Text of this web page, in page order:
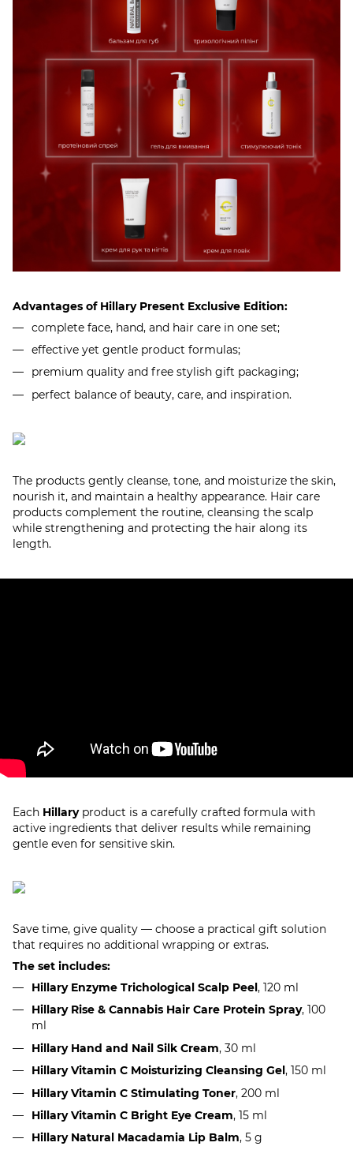
Advantages of Hillary Present Exclusive Edition:
complete face, hand, and hair care in one set;
effective yet gentle product formulas;
premium quality and free stylish gift packaging;
perfect balance of beauty, care, and inspiration.
The products gently cleanse, tone, and moisturize the skin,
nourish it, and maintain a healthy appearance. Hair care
products complement the routine, cleansing the scalp
while strengthening and protecting the hair along its
length.
Each Hillaryproduct is a carefully crafted formula with
active ingredients that deliver results while remaining
gentle even for sensitive skin.
Save time, give quality — choose a practical gift solution
that requires no additional wrapping or extras.
The set includes:
Hillary Enzyme Trichological Scalp Peel, 120 ml
Hillary Rise & Cannabis Hair Care Protein Spray, 100
ml
Hillary Hand and Nail Silk Cream, 30 ml
Hillary Vitamin C Moisturizing Cleansing Gel, 150 ml
Hillary Vitamin C Stimulating Toner, 200 ml
Hillary Vitamin C Bright Eye Cream, 15 ml
Hillary Natural Macadamia Lip Balm, 5 g